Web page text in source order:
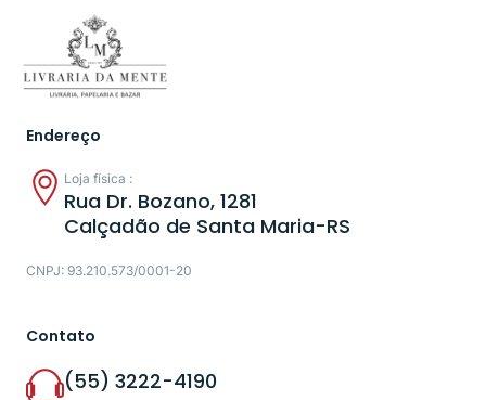
Endereço
Loja física :
Rua Dr. Bozano, 1281
Calçadão de Santa Maria-RS
CNPJ: 93.210.573/0001-20
Contato
(55) 3222-4190